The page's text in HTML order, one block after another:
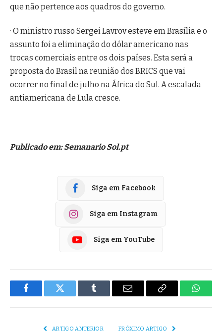
que não pertence aos quadros do governo.
· O ministro russo Sergei Lavrov esteve em Brasília e o
assunto foi a eliminação do dólar americano nas
trocas comerciais entre os dois países. Esta será a
proposta do Brasil na reunião dos BRICS que vai
ocorrer no final de julho na África do Sul. A escalada
antiamericana de Lula cresce.
Publicado em: Semanario Sol.pt
Siga em Facebook
Siga em Instagram
Siga em YouTube
FacebookTwitter Tumblr
E-
Copiar
ARTIGO ANTERIOR PRÓXIMO ARTIGO